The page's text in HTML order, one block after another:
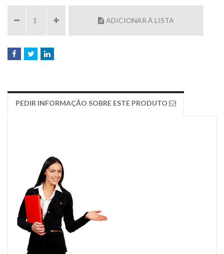
ADICIONAR À LISTA
PEDIR INFORMAÇÃO SOBRE ESTE PRODUTO